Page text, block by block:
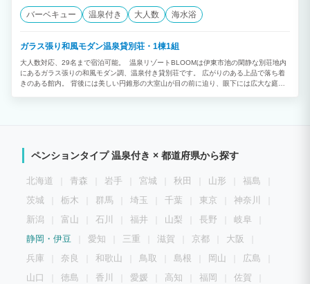
バーベキュー 温泉付き 大人数 海水浴
ガラス張り和風モダン温泉貸別荘・1棟1組
大人数対応、29名まで宿泊可能。 温泉リゾートBLOOMは伊東市池の閑静な別荘地内
にあるガラス張りの和風モダン調、温泉付き貸別荘です。 広がりのある上品で落ち着
きのある館内。 背後には美しい円錐形の大室山が目の前に迫り、眼下には広大な庭の
で、雨の日も安心してお楽しみいただけます。
ペンションタイプ 温泉付き × 都道府県から探す
北海道 青森 岩手 宮城 秋田 山形
福島
茨城
栃木 群馬 埼玉 千葉 東京
神奈川
新潟
富山 石川 福井 山梨 長野
岐阜
静岡・伊豆
愛知 三重 滋賀 京都
大阪
兵庫
奈良 和歌山 鳥取 島根 岡山
広島
山口
徳島 香川 愛媛 高知 福岡
佐賀